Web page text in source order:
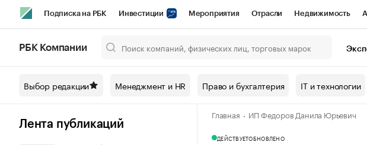
Подписка на РБК Инвестиции Мероприятия Отрасли Недвижимость
Спецпроекты СПб Конференции СПб Спецпроекты Проверка контрагентов
Технологии и медиа Рынок наличной валюты
РБК Компании
Выбор редакции Менеджмент и HR Право и бухгалтерия IT и технологии
Лента публикаций
Главная ИП Федоров Данила Юрьевич
ДЕЙСТВУЕТОБНОВЛЕНО